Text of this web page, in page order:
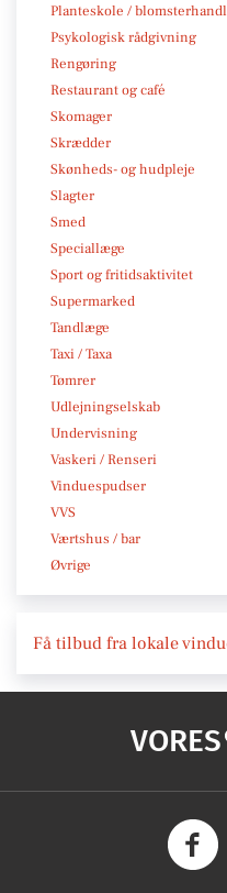
Planteskole /
Psykologisk rådgivning
Rengøring
Restaurant og café
Skomager
Skrædder
Skønheds- og hudpleje
Slagter
Smed
Speciallæge
Sport og fritidsaktivitet
Supermarked
Tandlæge
Taxi / Taxa
Tømrer
Udlejningselskab
Undervisning
Vaskeri / Renseri
Vinduespudser
VVS
Værtshus / bar
Øvrige
Få tilbud fra lokale
VORES